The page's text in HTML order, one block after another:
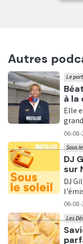
Autres
à la
Le
Elle
06-
DJ
sur
Sous
DJ
06-
Les